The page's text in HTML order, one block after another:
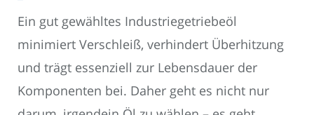
Ein gut gewähltes Industriegetriebeöl
minimiert Verschleiß, verhindert Überhitzung
und trägt essenziell zur Lebensdauer der
Komponenten bei. Daher geht es nicht nur